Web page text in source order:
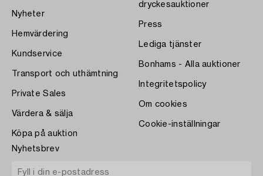
Nyheter
Hemvärdering
Kundservice
Transport och uthämtning
Private Sales
Värdera & sälja
Köpa på auktion
dryckesauktioner
Press
Lediga tjänster
Bonhams - Alla auktioner
Integritetspolicy
Om cookies
Cookie-inställningar
Nyhetsbrev